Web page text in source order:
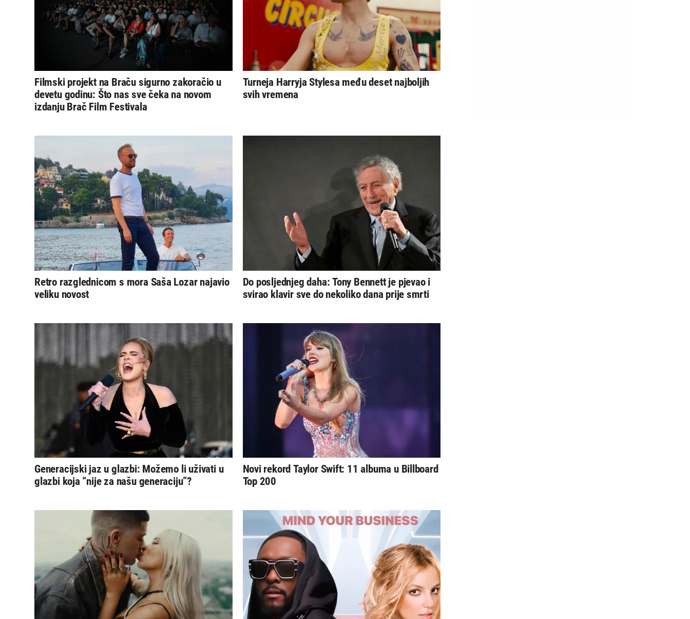
Filmski projekt na Braču sigurno zakoračio u
devetu godinu: Što nas sve čeka na novom
izdanju Brač Film Festivala
Turneja Harryja Stylesa među deset najboljih
svih vremena
Retro razglednicom s mora Saša Lozar najavio
veliku novost
Do posljednjeg daha: Tony Bennett je pjevao i
svirao klavir sve do nekoliko dana prije smrti
Generacijski jaz u glazbi: Možemo li uživati u
glazbi koja “nije za našu generaciju”?
Novi rekord Taylor Swift: 11 albuma u Billboard
Top 200